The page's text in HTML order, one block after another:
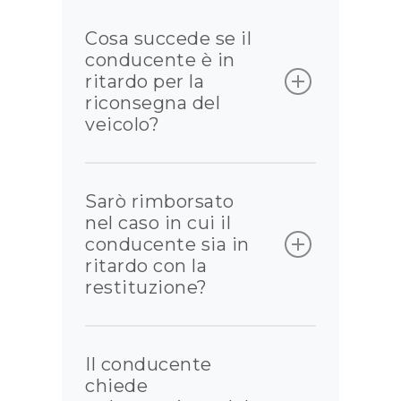
alla condivisione di un veicolo.
Cosa succede se il
conducente è in
ritardo per la
riconsegna del
veicolo?
riconsegna del veicolo,
contattare il conducente
tramite l’app volvero per
verificare eventuali imprevisti.
Ricorda, l’assistenza di
Sarò rimborsato
nel caso in cui il
conducente sia in
ritardo con la
restituzione?
possibile il prolungamento
della prenotazione, i primi 20
Il conducente
chiede